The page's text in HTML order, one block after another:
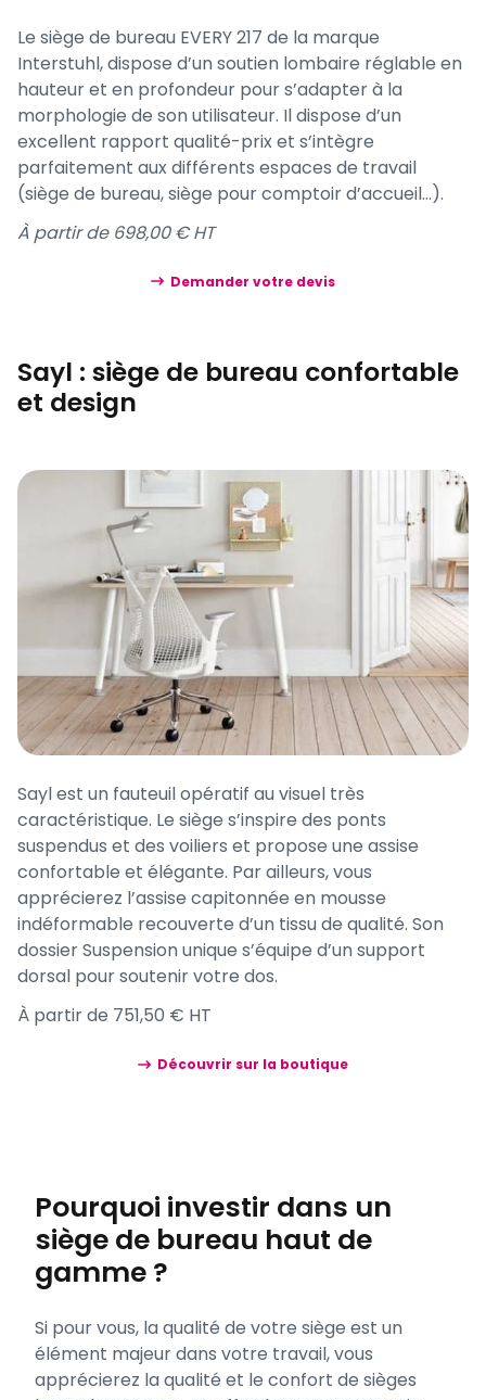
Le siège de bureau EVERY 217 de la marque
Interstuhl, dispose d’un soutien lombaire réglable en
hauteur et en profondeur pour s’adapter à la
morphologie de son utilisateur. Il dispose d’un
excellent rapport qualité-prix et s’intègre
parfaitement aux différents espaces de travail
(siège de bureau, siège pour comptoir d’accueil…).
À partir de 698,00 € HT
Demander votre devis
Sayl : siège de bureau confortable
et design
Sayl est un fauteuil opératif au visuel très
caractéristique. Le siège s’inspire des ponts
suspendus et des voiliers et propose une assise
confortable et élégante. Par ailleurs, vous
apprécierez l’assise capitonnée en mousse
indéformable recouverte d’un tissu de qualité. Son
dossier Suspension unique s’équipe d’un support
dorsal pour soutenir votre dos.
À partir de 751,50 € HT
Découvrir sur la boutique
Pourquoi investir dans un
siège de bureau haut de
gamme ?
Si pour vous, la qualité de votre siège est un
élément majeur dans votre travail, vous
apprécierez la qualité et le confort de sièges